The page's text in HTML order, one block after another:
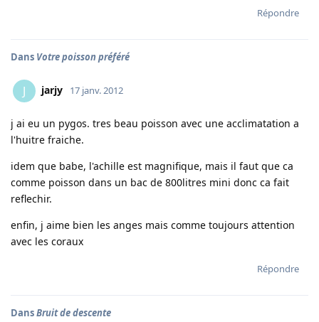
Répondre
Dans Votre poisson préféré
J jarjy 17 janv. 2012
j ai eu un pygos. tres beau poisson avec une acclimatation a
l'huitre fraiche.
idem que babe, l'achille est magnifique, mais il faut que ca
comme poisson dans un bac de 800litres mini donc ca fait
reflechir.
enfin, j aime bien les anges mais comme toujours attention
avec les coraux
Répondre
DansBruit de descente